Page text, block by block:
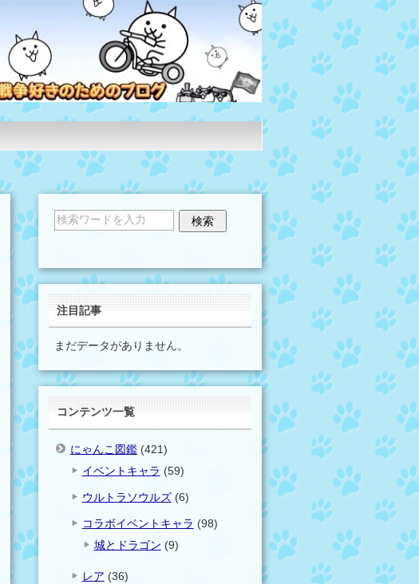
注目記事
まだデータがありません。
コンテンツ一覧
にゃんこ図鑑(421)
イベントキャラ (59)
ウルトラソウルズ(6)
コラボイベントキャラ (98)
城とドラゴン (9)
レア (36)